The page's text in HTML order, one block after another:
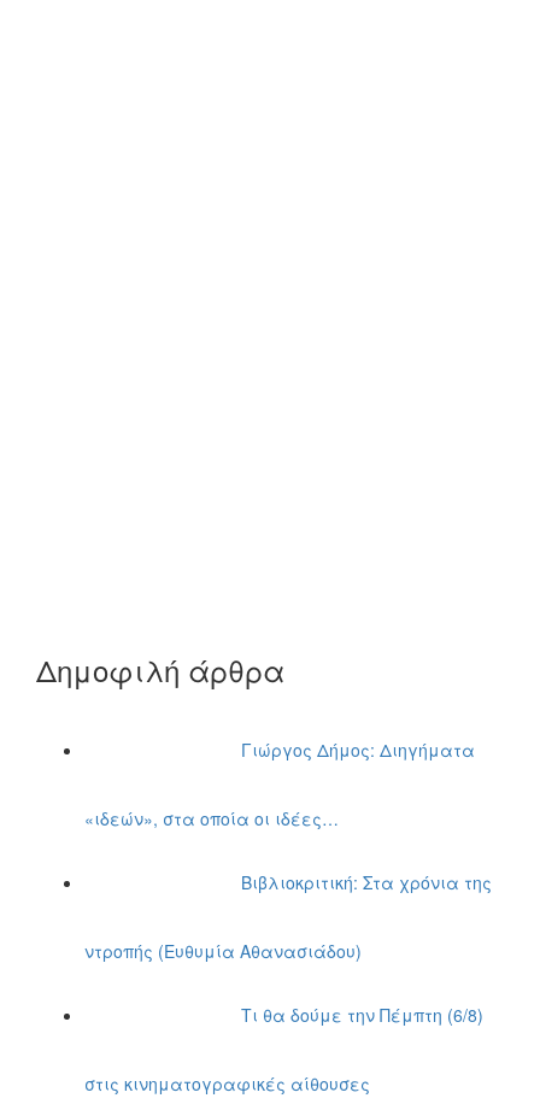
Δημοφιλή άρθρα
Γιώργος Δήμος: Διηγήματα
«ιδεών», στα οποία οι ιδέες…
Βιβλιοκριτική: Στα χρόνια της
ντροπής (Ευθυμία Αθανασιάδου)
Τι θα δούμε την Πέμπτη (6/8)
στις κινηματογραφικές αίθουσες